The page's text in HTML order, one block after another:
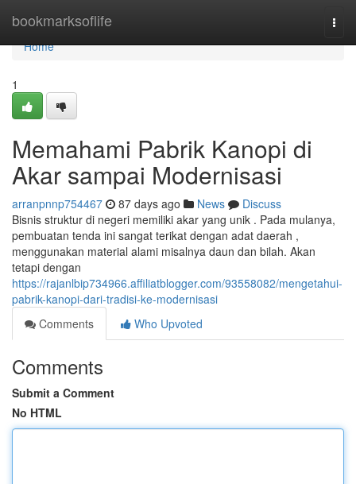
bookmarksoflife
Home
Home
1
Memahami Pabrik Kanopi di
Akar sampai Modernisasi
arranpnnp754467 87 days ago News
Discuss
Bisnis struktur di negeri memiliki akar yang unik . Pada mulanya,
pembuatan tenda ini sangat terikat dengan adat daerah ,
menggunakan material alami misalnya daun dan bilah. Akan
tetapi dengan
https://rajanlbip734966.affiliatblogger.com/93558082/mengetahui-
pabrik-kanopi-dari-tradisi-ke-modernisasi
Comments
Who Upvoted
Comments
Submit a Comment
No HTML